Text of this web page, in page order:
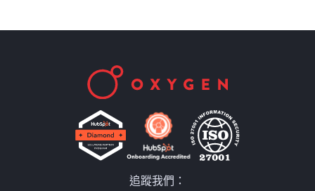
追蹤我們：